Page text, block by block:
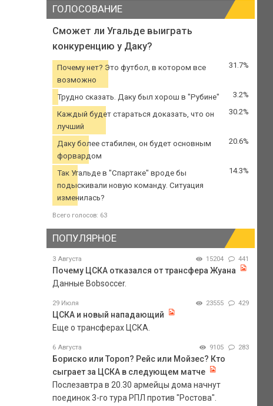
ГОЛОСОВАНИЕ
Сможет ли Угальде выиграть
конкуренцию у Даку?
Почему нет? Это футбол, в котором все
возможно
31.7%
Трудно сказать. Даку был хорош в "Рубине" 3.2%
Каждый будет стараться доказать, что он
лучший
30.2%
Даку более стабилен, он будет основным
форвардом
20.6%
Так Угальде в "Спартаке" вроде бы
подыскивали новую команду. Ситуация
изменилась?
14.3%
Всего голосов: 63
ПОПУЛЯРНОЕ
3 Августа 15204 441
Почему ЦСКА отказался от трансфера Жуана
Данные Bobsoccer.
29 Июля 23555 429
ЦСКА и новый нападающий
Еще о трансферах ЦСКА.
6 Августа 9105 283
Бориско или Тороп? Рейс или Мойзес? Кто
сыграет за ЦСКА в следующем матче
Послезавтра в 20.30 армейцы дома начнут
поединок 3-го тура РПЛ против "Ростова".